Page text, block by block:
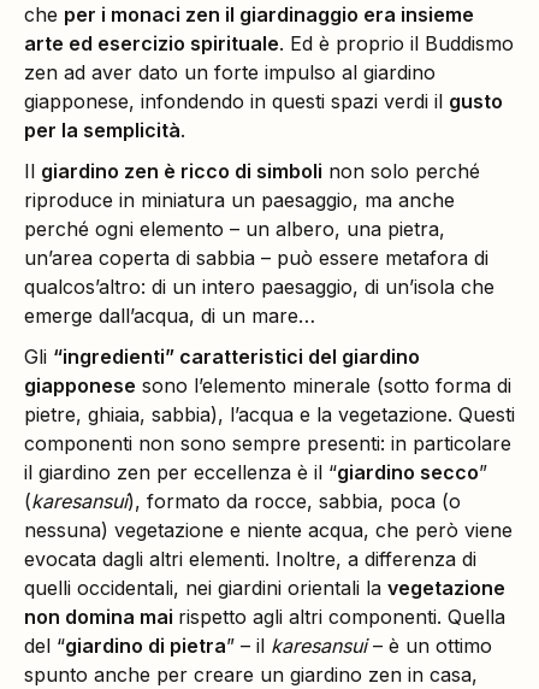
che per i monaci zen il giardinaggio era insieme
arte ed esercizio spirituale. Ed è proprio il Buddismo
zen ad aver dato un forte impulso al giardino
giapponese, infondendo in questi spazi verdi il gusto
per la semplicità.
Il giardino zen è ricco di simboli non solo perché
riproduce in miniatura un paesaggio, ma anche
perché ogni elemento – un albero, una pietra,
un’area coperta di sabbia – può essere metafora di
qualcos’altro: di un intero paesaggio, di un’isola che
emerge dall’acqua, di un mare…
Gli “ingredienti” caratteristici del giardino
giapponese sono l’elemento minerale (sotto forma di
pietre, ghiaia, sabbia), l’acqua e la vegetazione. Questi
componenti non sono sempre presenti: in particolare
il giardino zen per eccellenza è il “giardino secco”
(karesansui), formato da rocce, sabbia, poca (o
nessuna) vegetazione e niente acqua, che però viene
evocata dagli altri elementi. Inoltre, a differenza di
quelli occidentali, nei giardini orientali la vegetazione
non domina mai rispetto agli altri componenti. Quella
del “giardino di pietra” – il karesansui– è un ottimo
spunto anche per creare un giardino zen in casa,